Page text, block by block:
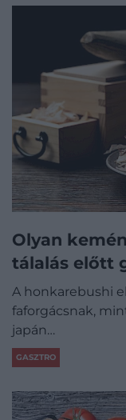
Olyan
tálalás előtt
A honkarebushi
faforgácsnak,
japán…
GASZTRO